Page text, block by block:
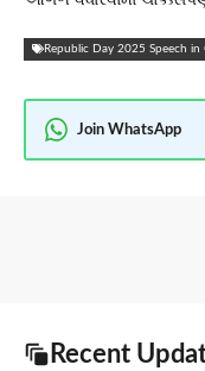
Republic Day 2025 Speech in
Join WhatsApp
Recent